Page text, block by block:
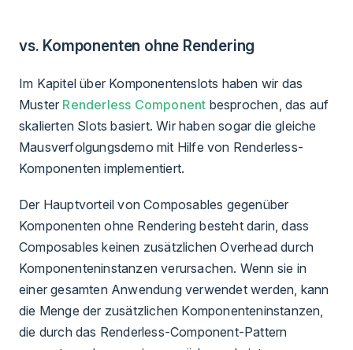
vs. Komponenten ohne Rendering
Im Kapitel über Komponentenslots haben wir das
Muster Renderless Component besprochen, das auf
skalierten Slots basiert. Wir haben sogar die gleiche
Mausverfolgungsdemo mit Hilfe von Renderless-
Komponenten implementiert.
Der Hauptvorteil von Composables gegenüber
Komponenten ohne Rendering besteht darin, dass
Composables keinen zusätzlichen Overhead durch
Komponenteninstanzen verursachen. Wenn sie in
einer gesamten Anwendung verwendet werden, kann
die Menge der zusätzlichen Komponenteninstanzen,
die durch das Renderless-Component-Pattern